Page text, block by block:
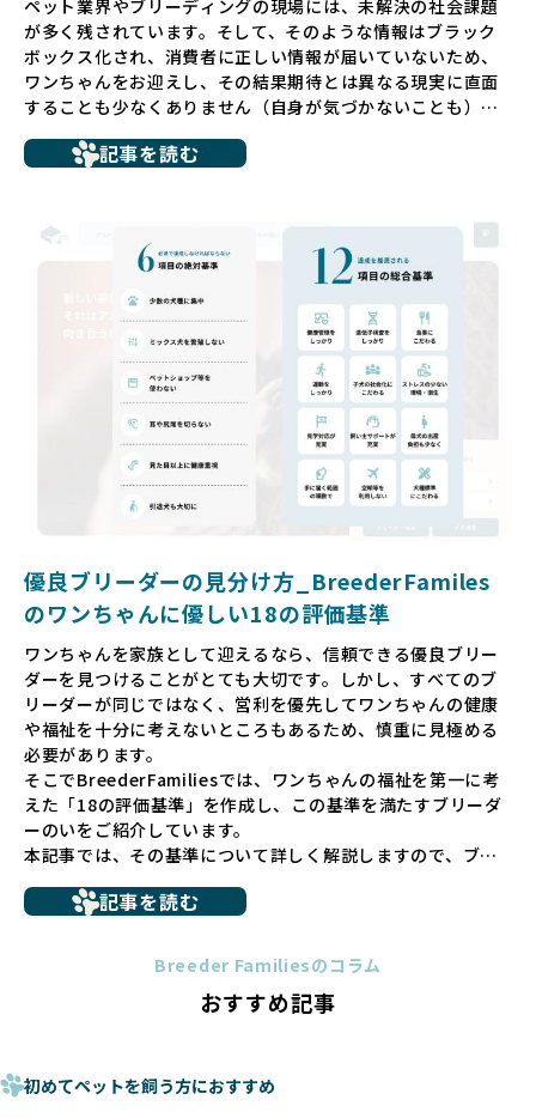
ペット業界やブリーディングの現場には、未解決の社会課題
が多く残されています。そして、そのような情報はブラック
ボックス化され、消費者に正しい情報が届いていないため、
ワンちゃんをお迎えし、その結果期待とは異なる現実に直面
することも少なくありません（自身が気づかないことも）。
ち、健康面や社会性に問題を抱えていたり、またブリーダー
いるというケースもあります。こうした問題は、消費者にと
っても大きな負担であり、ワンちゃん自身にとっても非常に
だからこそ、私たちは正しい情報と安心して選べる場所を提
供すべきだと考えています。BreederFamiliesでは、ワンち
ゃんを家族のように愛する「優良ブリーダー」のみを独自の
厳しい基準で厳選し、その評価基準や評価結果をオープンに
しています。これにより、消費者の皆様が安心して子犬やブ
リーダーを選べる環境を整えています。
そして、消費者の皆様が正しい情報をもとに優良ブリーダー
を求めることで、ワンちゃんを家族のように愛する優良ブリ
ーダーが増え、営利優先の「悪徳ブリーダー」が自然と淘汰
される社会を目指しています。目の前の子犬だけでなく、親
ゃんに優しい世界を築いていきたいと考えています。
長するための環境が十分に整っていない場合が多く、販売ま
での間に過密な環境や長距離移動のストレスを受けることが
少なくありません。このような環境は、健康リスクや社会性
の問題につながりやすく、ワンちゃんにとっても望ましいと
は言えません。
こうした背景から、BreederFamiliesはペットショップを介
さない直接販売を採用するとともに、ペットオークションや
ペットショップを利用するブリーダーの掲載も行ってしませ
ん。
ペットショップを避けた方がいい理由の詳細はこちら
法令レベルの最低基準にとどまっていることが問題です。こ
の法令レベルの基準はブリーディング環境の最低限を定める
ものに過ぎず、ワンちゃんの心身の福祉やブリーダーの責任
少なくなく、消費者にとって選択の判断が難しい現状があり
記事を読む
優良ブリーダーの見分け方_BreederFamiles
のワンちゃんに優しい18の評価基準
ワンちゃんを家族として迎えるなら、信頼できる優良ブリー
ダーを見つけることがとても大切です。しかし、すべてのブ
リーダーが同じではなく、営利を優先してワンちゃんの健康
や福祉を十分に考えないところもあるため、慎重に見極める
必要があります。
そこでBreederFamiliesでは、ワンちゃんの福祉を第一に考
えた「18の評価基準」を作成し、この基準を満たすブリーダ
ーのいをご紹介しています。
本記事では、その基準について詳しく解説しますので、ブリ
に断尾（しっぽを切る）や断耳（耳を切る）が行われている
これは痛みを伴う処置で、ワンちゃんの身体的な負担が大き
手段でもあるため、切断されることで他の犬や人間との意思
記事を読む
Breeder Familiesのコラム
おすすめ記事
初めてペットを飼う方におすすめ